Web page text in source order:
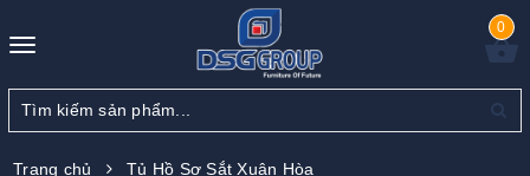
Toggle
0
Trang chủ Tủ Hồ Sơ Sắt Xuân Hòa